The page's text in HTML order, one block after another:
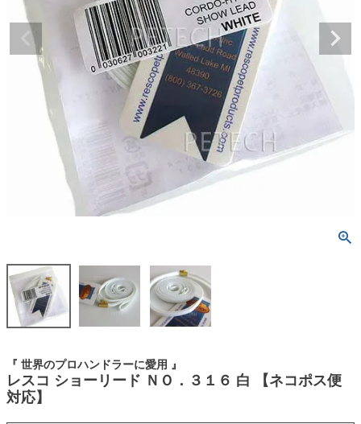
『 世界のプロハンドラーに愛用 』
レスコ ショーリード ＮＯ．３１６ 白 【ネコポス便
対応】